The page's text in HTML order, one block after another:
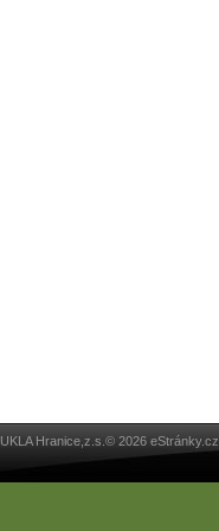
Hranice,z.s.© 2026 eStránky.cz